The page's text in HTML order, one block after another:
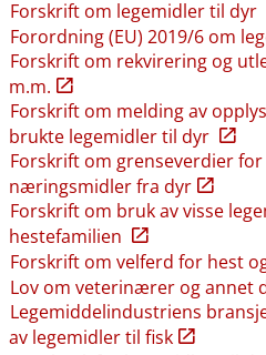
Forskrift om legemidler til dyr
Forordning (EU) 2019/6 om
Forskrift om rekvirering og
m.m.
Forskrift om melding av
brukte legemidler til dyr
Forskrift om grenseverdier
næringsmidler fra dyr
Forskrift om bruk av visse
hestefamilien
Forskrift om velferd for hest
Lov om veterinærer og annet
Legemiddelindustriens
av legemidler til fisk